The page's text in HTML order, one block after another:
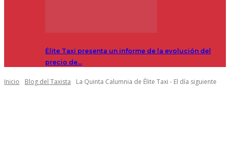
Élite Taxi presenta un informe de la evolución del
precio de…
Inicio Blog del Taxista La Quinta Calumnia de Élite Taxi - El día siguiente